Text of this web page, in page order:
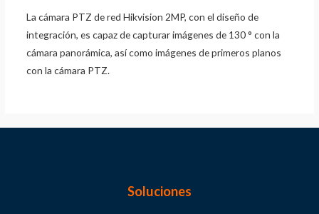
La cámara PTZ de red Hikvision 2MP, con el diseño de
integración, es capaz de capturar imágenes de 130 ° con la
cámara panorámica, así como imágenes de primeros planos
con la cámara PTZ.
Soluciones